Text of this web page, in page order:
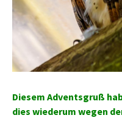
Diesem Adventsgruß
dies wiederum wegen